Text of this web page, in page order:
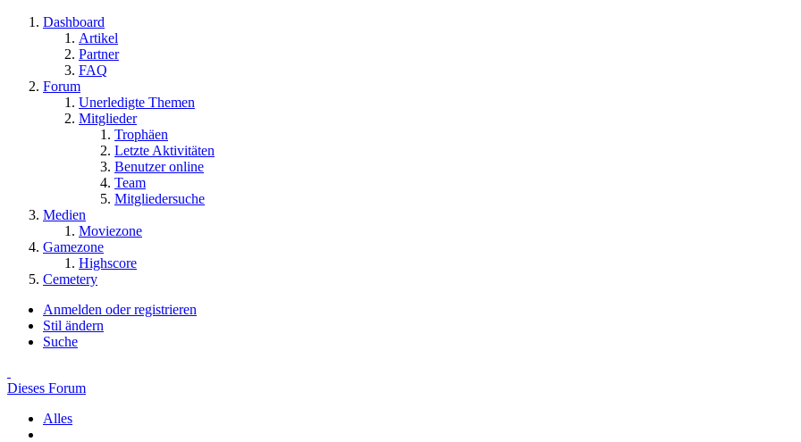
Dashboard
Artikel
Partner
FAQ
Forum
Unerledigte Themen
Mitglieder
Trophäen
Letzte Aktivitäten
Benutzer online
Team
Mitgliedersuche
Medien
Moviezone
Gamezone
Highscore
Cemetery
Anmelden oder registrieren
Stil ändern
Suche
Dieses Forum
Alles